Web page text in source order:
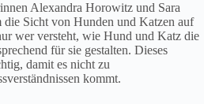
Alexandra Horowitz und Sara
die Sicht von Hunden und Katzen auf
wer versteht, wie Hund und Katz die
für sie gestalten. Dieses
damit es nicht zu
kommt.